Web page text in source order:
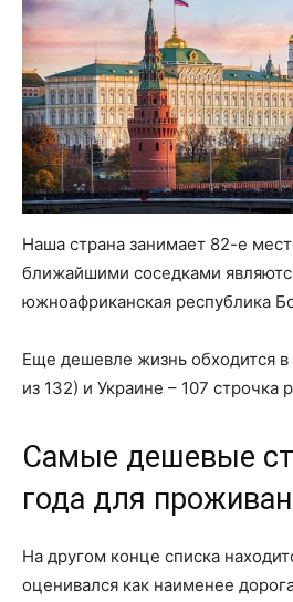
Наша страна занимает 82-е
ближайшими соседками
южноафриканская республика
Еще дешевле жизнь обходится в
из 132) и Украине – 107 строчка
Самые дешевые
года для
На другом конце списка
оценивался как наименее